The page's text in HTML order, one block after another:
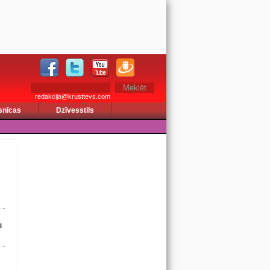
redakcija@krusttevs.com
Dzīvesstils